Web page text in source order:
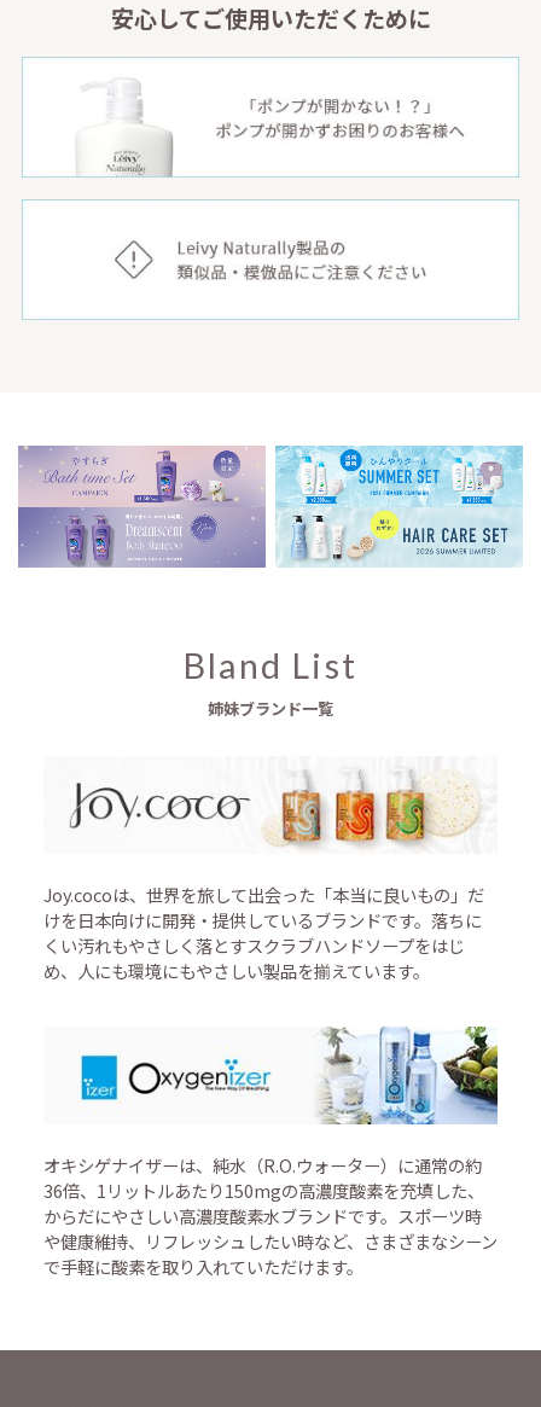
安心してご使用いただくために
Bland List
姉妹ブランド一覧
Joy.cocoは、世界を旅して出会った「本当に良いもの」だ
けを日本向けに開発・提供しているブランドです。落ちに
くい汚れもやさしく落とすスクラブハンドソープをはじ
め、人にも環境にもやさしい製品を揃えています。
オキシゲナイザーは、純水（R.O.ウォーター）に通常の約
36倍、1リットルあたり150mgの高濃度酸素を充填した、
からだにやさしい高濃度酸素水ブランドです。スポーツ時
や健康維持、リフレッシュしたい時など、さまざまなシーン
で手軽に酸素を取り入れていただけます。